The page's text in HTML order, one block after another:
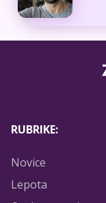
RUBRIKE:
Novice
Lepota